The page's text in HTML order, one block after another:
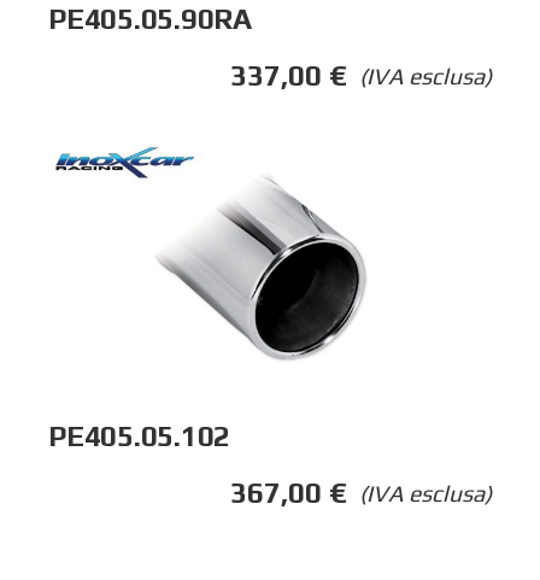
PE405.05.90RA
(IVA esclusa)
337,00 €
PE405.05.102
(IVA esclusa)
367,00 €